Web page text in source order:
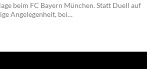
beim FC Bayern München. Statt Duell auf
Angelegenheit, bei…